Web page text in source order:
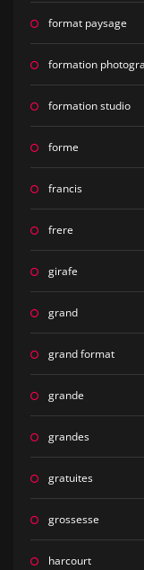
format paysage
formation
formation studio
forme
francis
frere
girafe
grand
grand format
grande
grandes
gratuites
grossesse
harcourt